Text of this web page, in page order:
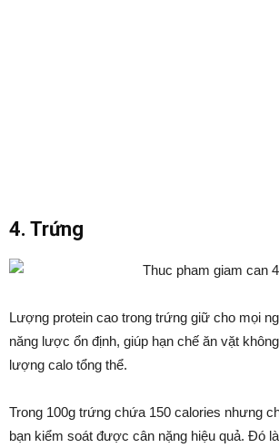
4. Trứng
Lượng protein cao trong trứng giữ cho mọi
năng lược ổn định, giúp hạn chế ăn vặt
lượng calo tổng thể.
Trong 100g trứng chứa 150 calories nhưng
bạn kiểm soát được cân nặng hiệu quả. Đó